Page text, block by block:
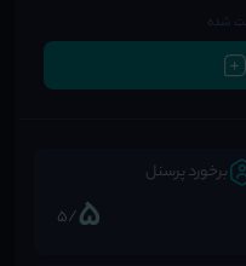
برخورد پرسنل
5
/5